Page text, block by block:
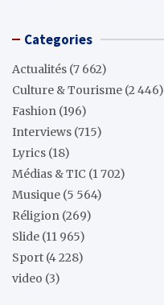
Categories
Actualités (7 662)
Culture & Tourisme (2 446)
Fashion (196)
Interviews (715)
Lyrics (18)
Médias & TIC (1 702)
Musique (5 564)
Réligion (269)
Slide (11 965)
Sport (4 228)
video (3)